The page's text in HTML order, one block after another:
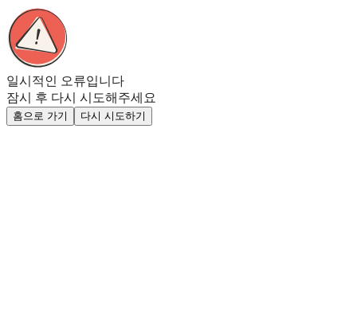
일시적인 오류입니다
잠시 후 다시 시도해주세요
홈으로 가기 다시 시도하기